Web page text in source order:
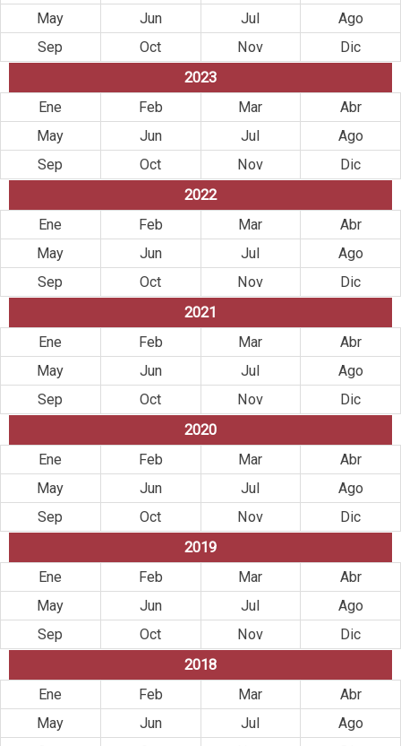
May
Jun Jul
Ago
Sep
Oct Nov
Dic
2023
Ene
Feb Mar
Abr
May
Jun Jul
Ago
Sep
Oct Nov
Dic
2022
Ene
Feb Mar
Abr
May
Jun Jul
Ago
Sep
Oct Nov
Dic
2021
Ene
Feb Mar
Abr
May
Jun Jul
Ago
Sep
Oct Nov
Dic
2020
Ene
Feb Mar
Abr
May
Jun Jul
Ago
Sep
Oct Nov
Dic
2019
Ene
Feb Mar
Abr
May
Jun Jul
Ago
Sep
Oct Nov
Dic
2018
Ene
Feb Mar
Abr
May
Jun Jul
Ago